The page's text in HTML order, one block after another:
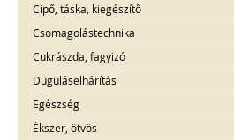
Cipő, táska, kiegészítő
Csomagolástechnika
Cukrászda, fagyizó
Duguláselhárítás
Egészség
Ékszer, ötvös